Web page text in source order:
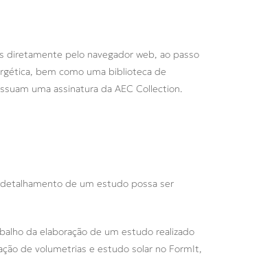
pelo navegador web, ao passo
bem como uma biblioteca de
uma assinatura da AEC Collection.
de um estudo possa ser
da elaboração de um estudo realizado
de volumetrias e estudo solar no FormIt,